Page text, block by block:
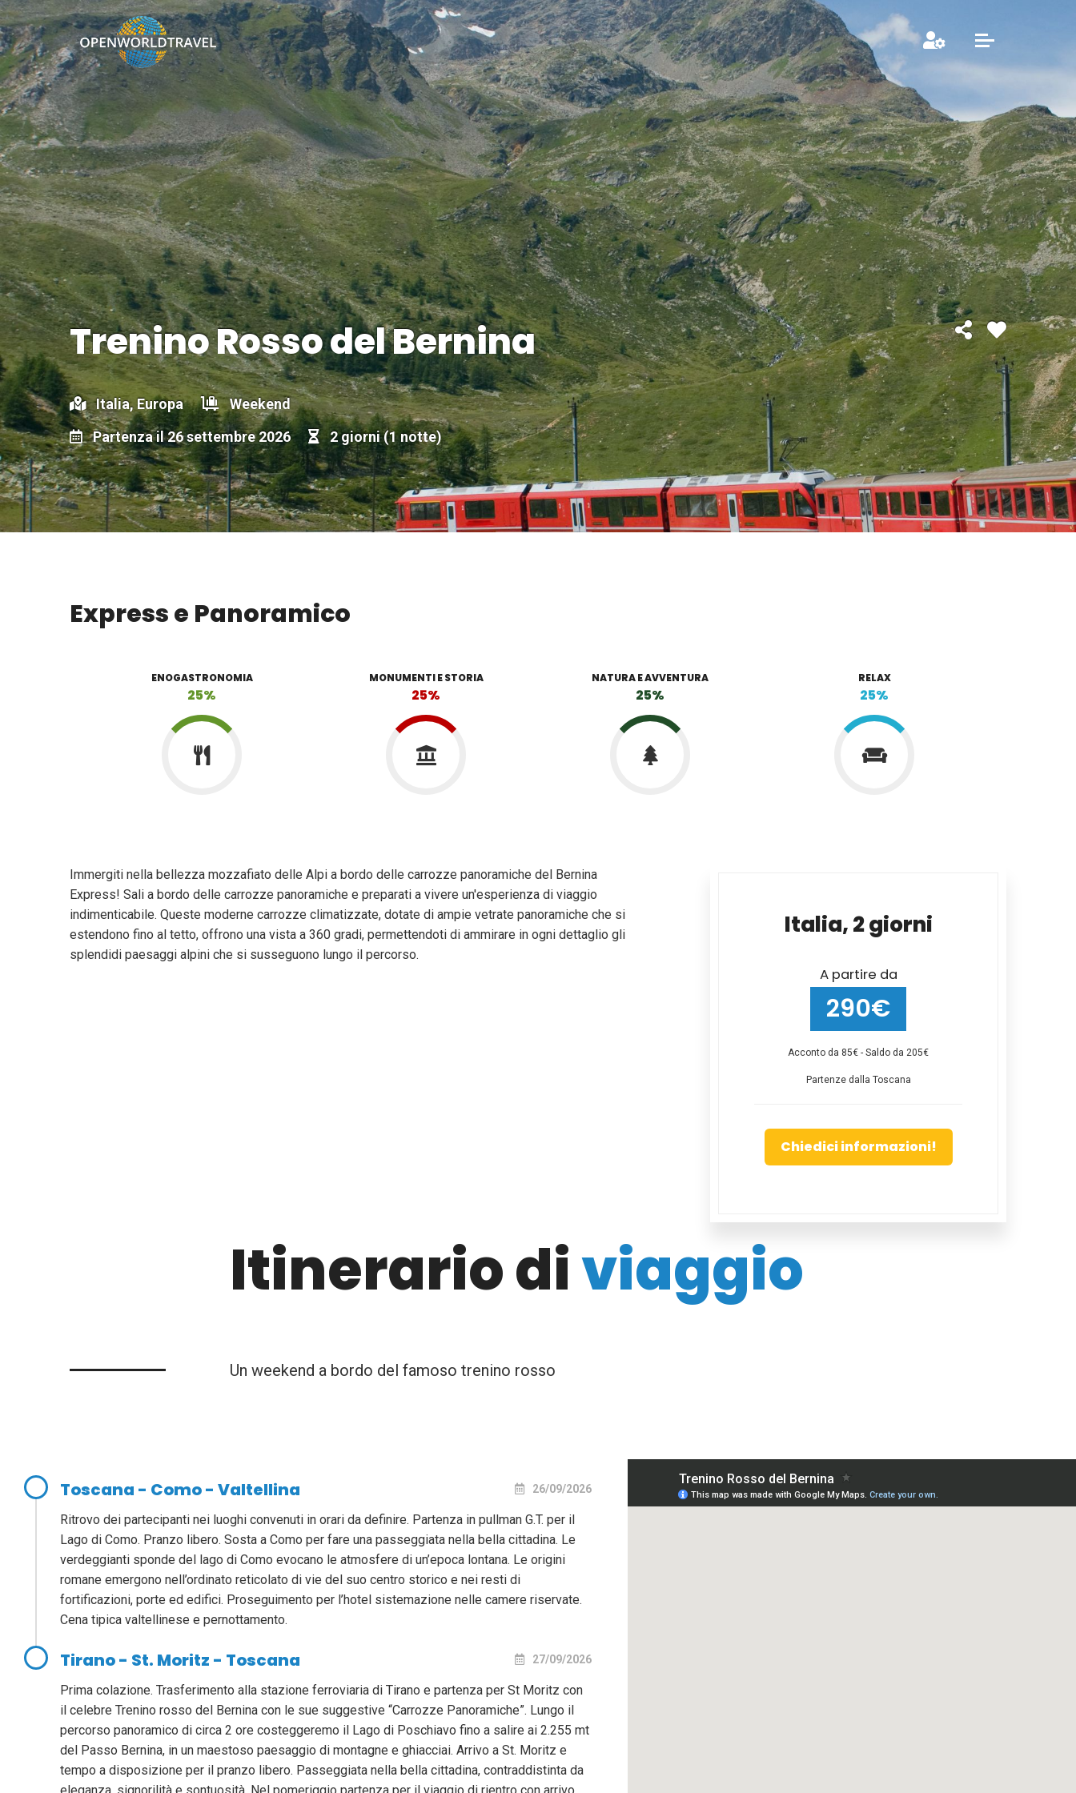
Trenino Rosso del Bernina
Italia, Europa
Weekend
Partenza il 26 settembre 2026
2 giorni (1 notte)
Express e Panoramico
ENOGASTRONOMIA
25%
MONUMENTI E STORIA
25%
NATURA E AVVENTURA
25%
RELAX
25%
Immergiti nella bellezza mozzafiato delle Alpi a bordo delle carrozze panoramiche del Bernina
Express! Sali a bordo delle carrozze panoramiche e preparati a vivere un'esperienza di viaggio
indimenticabile. Queste moderne carrozze climatizzate, dotate di ampie vetrate panoramiche che si
estendono fino al tetto, offrono una vista a 360 gradi, permettendoti di ammirare in ogni dettaglio gli
splendidi paesaggi alpini che si susseguono lungo il percorso.
Italia, 2 giorni
A partire da
290€
Acconto da 85€ - Saldo da 205€
Partenze dalla Toscana
Chiedici informazioni!
Itinerario diviaggio
Un weekend a bordo del famoso trenino rosso
26/09/2026
Toscana - Como - Valtellina
Ritrovo dei partecipanti nei luoghi convenuti in orari da definire. Partenza in pullman G.T. per il
Lago di Como. Pranzo libero. Sosta a Como per fare una passeggiata nella bella cittadina. Le
verdeggianti sponde del lago di Como evocano le atmosfere di un’epoca lontana. Le origini
romane emergono nell’ordinato reticolato di vie del suo centro storico e nei resti di
fortificazioni, porte ed edifici. Proseguimento per l’hotel sistemazione nelle camere riservate.
Cena tipica valtellinese e pernottamento.
27/09/2026
Tirano - St. Moritz - Toscana
Prima colazione. Trasferimento alla stazione ferroviaria di Tirano e partenza per St Moritz con
il celebre Trenino rosso del Bernina con le sue suggestive “Carrozze Panoramiche”. Lungo il
percorso panoramico di circa 2 ore costeggeremo il Lago di Poschiavo fino a salire ai 2.255 mt
del Passo Bernina, in un maestoso paesaggio di montagne e ghiacciai. Arrivo a St. Moritz e
tempo a disposizione per il pranzo libero. Passeggiata nella bella cittadina, contraddistinta da